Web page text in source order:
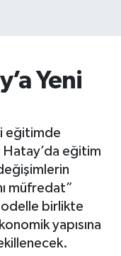
Yeni
eğitimde
Hatay’da eğitim
müfredat”
birlikte
yapısına